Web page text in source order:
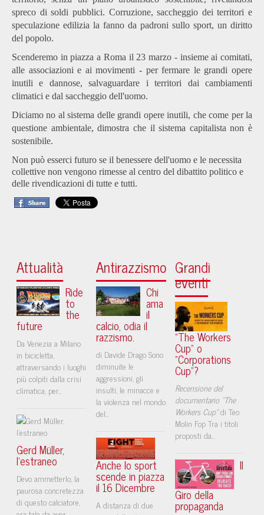
spreco di soldi pubblici. Corruzione, saccheggio dei territori e
speculazione edilizia la fanno da padroni sullo sport, un diritto
del popolo.
Scenderemo in piazza a Roma il 23 marzo - insieme ai comitati,
alle associazioni e ai movimenti - per fermare le grandi opere
inutili e dannose, salvaguardare i territori dai cambiamenti
climatici e dal saccheggio dell'uomo.
Diciamo no al sistema delle grandi opere inutili, che come per la
questione ambientale, dimostra che il sistema capitalista non è
sostenibile.
Non può esserci futuro se il benessere dell'uomo e le necessita
collettive non vengono rimesse al centro del dibattito politico e
delle rivendicazioni di tutte e tutti.
Attualità
Ride
to
the
future
Da Venezia a Milano
in bicicletta,
attraversando i luoghi
più colpiti dalla crisi
climatica, per...
Gerd Müller,
l’estraneo
Devo ammetterlo, la
paurosa concretezza
di questo calciatore,
Antirazzismo
Chi
ama
il
calcio, odia il
razzismo.
di Davide Drago Sono
diminuite le
aggressioni, gli
insulti, le minacce e
la violenza nel mondo
del...
Anche lo sport
scende in piazza
il 16 Dicembre
A distanza di due
Grandi
eventi
"The Workers
Cup" o
"Corporations
Cup"?
Recensione del
documentario "The
Workers Cup"di Teo
Molin Fop Tra i titoli
proposti da...
Il
Giro della
propaganda